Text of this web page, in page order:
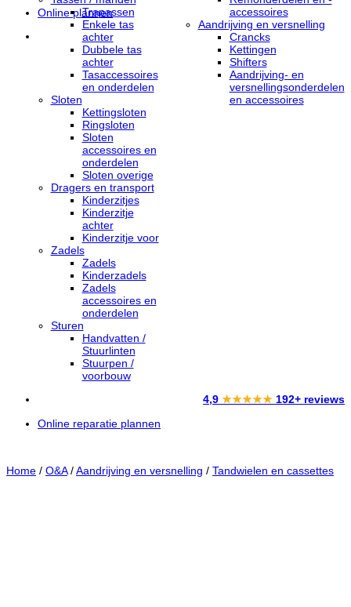
Online plannen
Trapassen
Enkele tas
achter
Dubbele tas
achter
Tasaccessoires
en onderdelen
Sloten
Kettingsloten
Ringsloten
Sloten
accessoires en
onderdelen
Sloten overige
Dragers en transport
Kinderzitjes
Kinderzitje
achter
Kinderzitje voor
Zadels
Zadels
Kinderzadels
Zadels
accessoires en
onderdelen
Sturen
Handvatten /
Stuurlinten
Stuurpen /
voorbouw
accessoires
Aandrijving en versnelling
Crancks
Kettingen
Shifters
Aandrijving- en
versnellingsonderdelen
en accessoires
4,9 ★★★★★ 192+ reviews
Online reparatie plannen
Home / O&A /Aandrijving en versnelling / Tandwielen en cassettes